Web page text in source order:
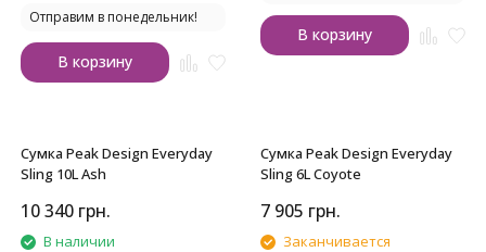
Отправим в понедельник!
В корзину
В корзину
Сумка Peak Design Everyday
Sling 10L Ash
10 340 грн.
В наличии
Сумка Peak Design Everyday
Sling 6L Coyote
7 905 грн.
Заканчивается